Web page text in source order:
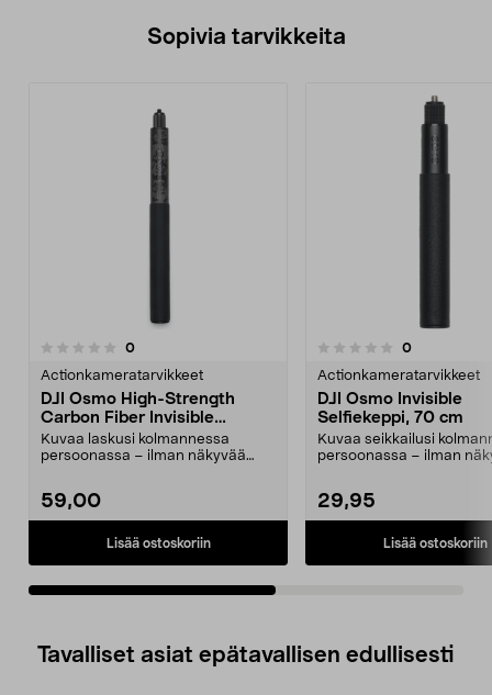
Sopivia tarvikkeita
0arvostelut
Actionkameratarvikkeet
DJI Osmo High-Strength
Carbon Fiber Invisible
Selfiekeppi 1 m
Kuvaa laskusi kolmannessa
persoonassa – ilman näkyvää
59,00
Lisää ostoskoriin
0.0 viidestä
0arvostelut
Actionkameratarvikkeet
DJI Osmo Invisible
Selfiekeppi, 70 cm
Kuvaa seikkailusi
persoonassa – ilman
29,95
Lisää ostoskoriin
5.0viidestä
Tavalliset asiat epätavallisen edullisesti